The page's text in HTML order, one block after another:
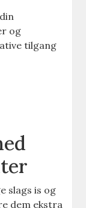
og
tilgang
slags is og
dem ekstra